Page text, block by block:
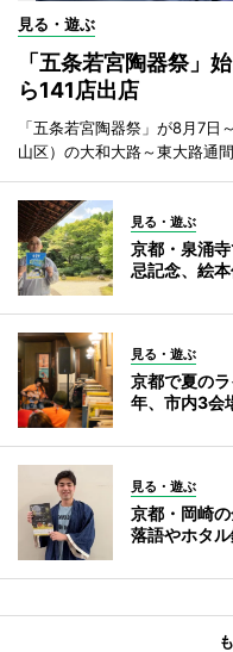
見る・遊ぶ
「五条若宮陶器祭」
ら141店出店
「五条若宮陶器祭」が8月7日
山区）の大和大路～東大路通
見る・遊ぶ
京都・泉涌
忌記念、絵
見る・遊ぶ
京都で夏の
年、市内3会
見る・遊ぶ
京都・岡崎
落語やホタ